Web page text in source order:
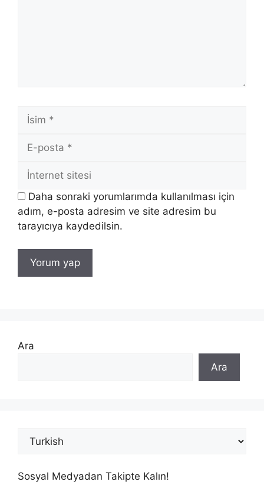
İsim
posta
İnternet
Daha sonraki yorumlarımda kullanılması için
adım, e-posta adresim ve site adresim bu
tarayıcıya kaydedilsin.
Ara
Ara
Sosyal Medyadan Takipte Kalın!